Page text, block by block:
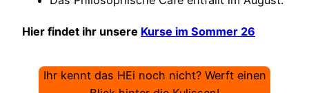
Hier findet ihr unsere Kurse im Sommer 26
Ihr kennt das HEi noch nicht? Werft einen